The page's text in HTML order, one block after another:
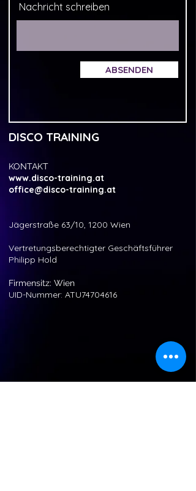
Nachricht schreiben
ABSENDEN
DISCO TRAINING
KONTAKT
www.disco-training.at
office@disco-training.at
Jägerstraße 63/10, 1200 Wien
Vertretungsberechtigter Geschäftsführer
Philipp Hold
Firmensitz: Wien
UID-Nummer: ATU74704616